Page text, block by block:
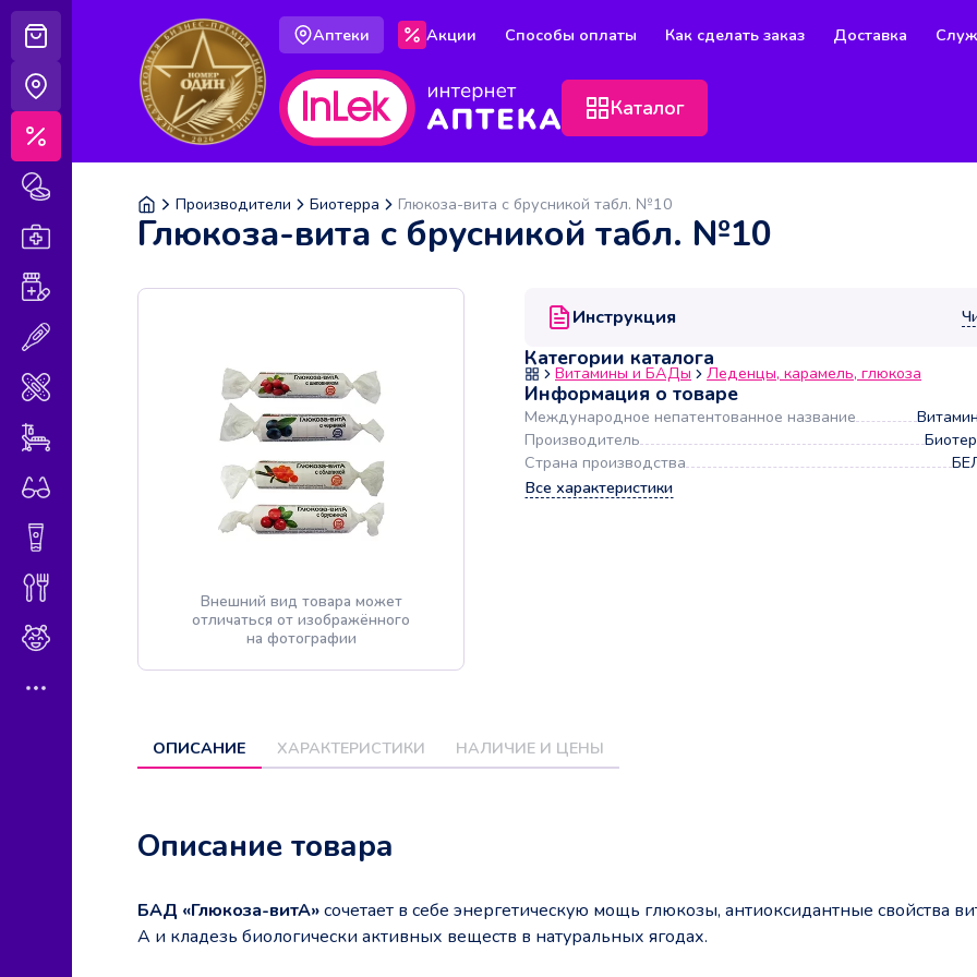
Витамины и БАДы
Аптеки Акции Способы оплаты Как сделать заказ Доставка
Каталог
Производители Биотерра Глюкоза-вита с брусникой табл. №10
Глюкоза-вита с брусникой табл. №10
Внешний вид товара может
отличаться от изображённого
на фотографии
Инструкция
Категории каталога
Витамины и БАДы Леденцы, карамель, глюкоза
Информация о товаре
Международное непатентованное название
Производитель
Страна производства
Все характеристики
ОПИСАНИЕ ХАРАКТЕРИСТИКИ НАЛИЧИЕ И ЦЕНЫ
Описание товара
БАД «Глюкоза-витА»сочетает в себе энергетическую мощь глюкозы, антиоксидантные свойства
А и кладезь биологически активных веществ в натуральных ягодах.